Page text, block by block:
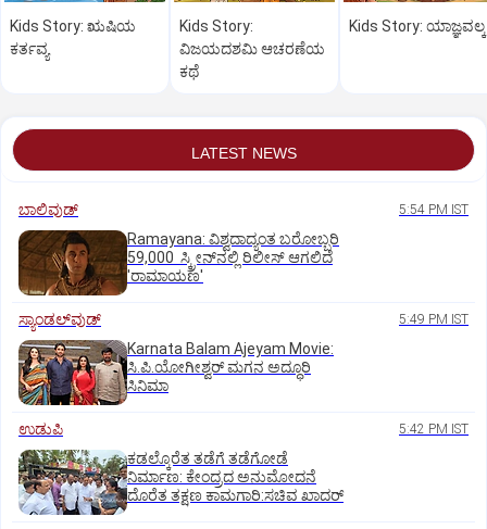
Kids Story: ಋಷಿಯ
ಕರ್ತವ್ಯ
Kids Story:
ವಿಜಯದಶಮಿ ಆಚರಣೆಯ
ಕಥೆ
Kids Story:
LATEST NEWS
ಬಾಲಿವುಡ್‌ 5:54 PM IST
Ramayana: ವಿಶ್ವದಾದ್ಯಂತ ಬರೋಬ್ಬರಿ
59,000 ಸ್ಕ್ರೀನ್‌ನಲ್ಲಿ ರಿಲೀಸ್‌ ಆಗಲಿದೆ
'ರಾಮಾಯಣ'
ಸ್ಯಾಂಡಲ್‌ವುಡ್‌ 5:49 PM IST
Karnata Balam Ajeyam Movie:
ಸಿ.ಪಿ.ಯೋಗೀಶ್ವರ್‌ ಮಗನ ಅದ್ಧೂರಿ
ಸಿನಿಮಾ
ಉಡುಪಿ 5:42 PM IST
ಕಡಲ್ಕೊರೆತ ತಡೆಗೆ ತಡೆಗೋಡೆ
ನಿರ್ಮಾಣ: ಕೇಂದ್ರದ ಅನುಮೋದನೆ
ದೊರೆತ ತಕ್ಷಣ ಕಾಮಗಾರಿ:ಸಚಿವ ಖಾದರ್